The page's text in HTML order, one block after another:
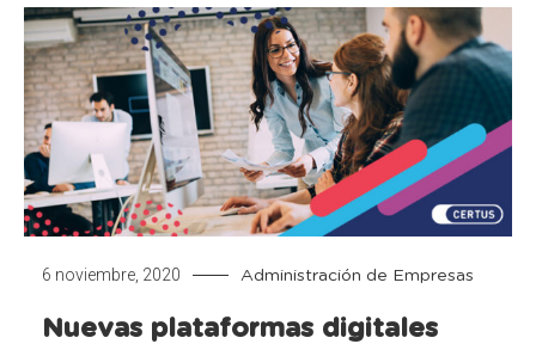
6 noviembre, 2020 Administración de Empresas
Nuevas plataformas digitales